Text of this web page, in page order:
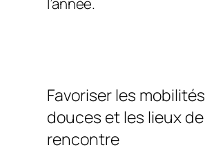
Favoriser les mobilités
douces et les lieux de
rencontre